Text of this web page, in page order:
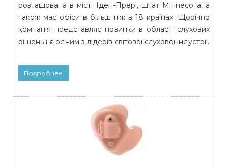
розташована в місті Іден-Прері, штат Міннесота, а
також має офіси в більш ніж в 18 країнах. Щорічно
компанія представляє новинки в області слухових
рішень і є одним з лідерів світової слухової індустрії.
Подробнее